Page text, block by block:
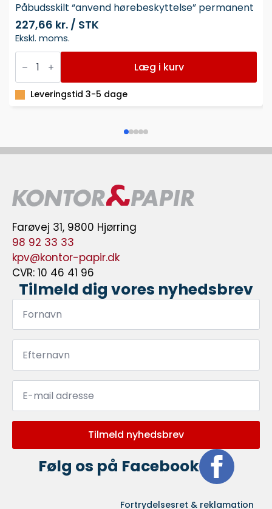
Påbudsskilt “anvend hørebeskyttelse” permanent
227,66 kr. / STK
Ekskl. moms.
Påbudsskilt
"anvend
hørebeskyttelse"
permanent
antal
Læg i kurv
Leveringstid 3-5 dage
Farøvej 31, 9800 Hjørring
98 92 33 33
kpv@kontor-papir.dk
CVR: 10 46 41 96
Tilmeld dig vores nyhedsbrev
Fornavn
Efternavn
Email
Tilmeld nyhedsbrev
Følg os på Facebook
Fortrydelsesret & reklamation